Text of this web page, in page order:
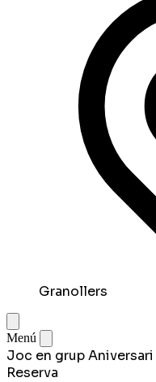
Granollers
Menú
Joc en grupAniversari
Reserva